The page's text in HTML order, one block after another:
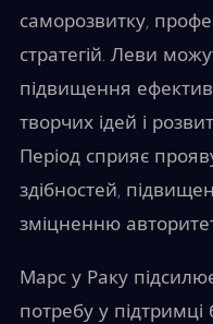
саморозвитку,
стратегій. Леви
підвищення
творчих ідей і
Період сприяє
здібностей,
зміцненню
Марс у Раку
потребу у